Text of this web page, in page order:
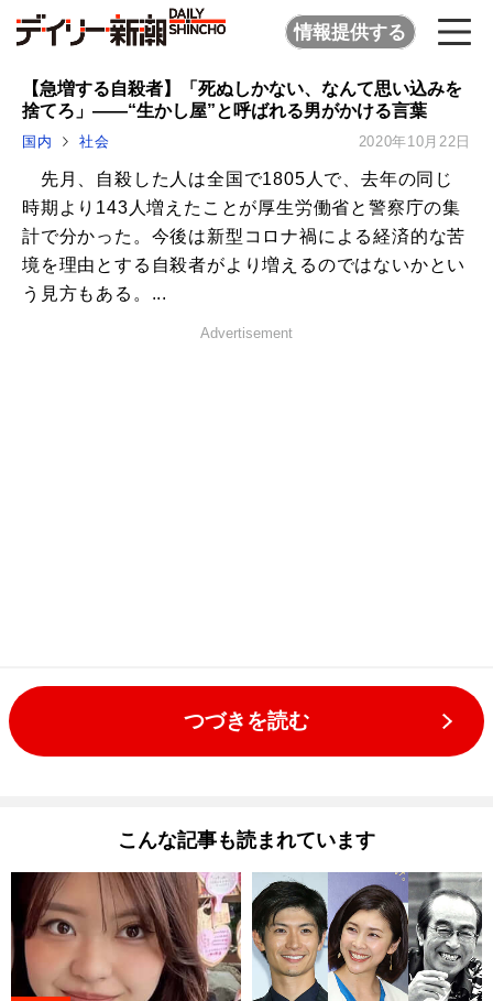
情報提供する
【急増する自殺者】「死ぬしかない、なんて思い込みを
捨てろ」――“生かし屋”と呼ばれる男がかける言葉
国内 社会 2020年10月22日
先月、自殺した人は全国で1805人で、去年の同じ
時期より143人増えたことが厚生労働省と警察庁の集
計で分かった。今後は新型コロナ禍による経済的な苦
境を理由とする自殺者がより増えるのではないかとい
う見方もある。...
Advertisement
つづきを読む
こんな記事も読まれています